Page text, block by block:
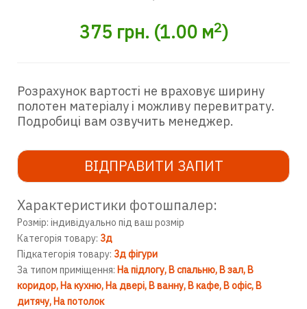
375 грн. (1.00м2)
Розрахунок вартості не враховує ширину
полотен матеріалу і можливу перевитрату.
Подробиці вам озвучить менеджер.
ВІДПРАВИТИ ЗАПИТ
Характеристики фотошпалер:
Розмір: індивідуально під ваш розмір
Категорія товару: 3д
Підкатегорія товару: 3д фігури
За типом приміщення: На підлогу В спальню В зал В
коридор На кухню На двері В ванну В кафе В офіс В
дитячу На потолок